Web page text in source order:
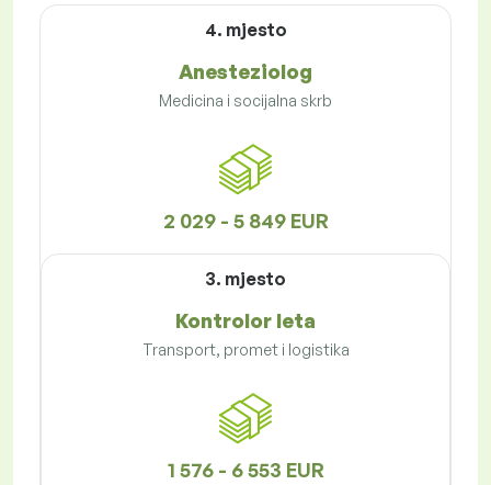
4. mjesto
Anesteziolog
Medicina i socijalna skrb
2 029 - 5 849 EUR
3. mjesto
Kontrolor leta
Transport, promet i logistika
1 576 - 6 553 EUR